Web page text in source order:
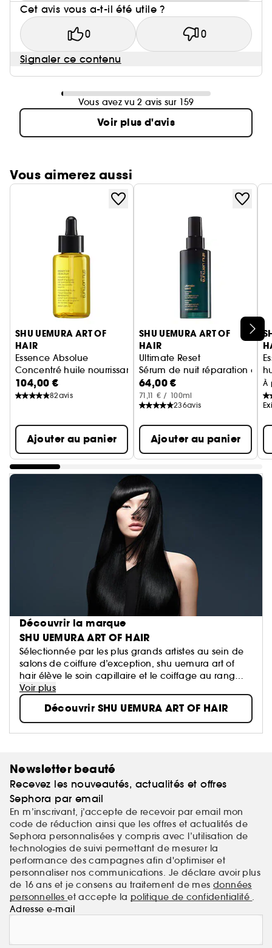
Cet avis vous a-t-il été utile ?
0 0
Signaler ce contenu
Vous avez vu 2 avis sur 159
Voir plus d'avis
Vous aimerez aussi
Ignorer le carrousel produits
SHU UEMURA ART OF
HAIR
Essence Absolue
Concentré huile nourrissante apaisante pour cuir chevelu
104,00 €
82avis
Ajouter au panier
SHU UEMURA ART OF
HAIR
Ultimate Reset
Sérum de nuit réparation
64,00 €
71,11 € / 100ml
236avis
Ajouter au panier
À
Découvrir la marque
SHU UEMURA ART OF HAIR
Sélectionnée par les plus grands artistes au sein de
salons de coiffure d’exception, shu uemura art of
hair élève le soin capillaire et le coiffage au rang
d’art.
Un design minimaliste et des formules raffinées,
infusées en ingrédients naturels rares et précieux, qui
font écho à la vision pionnière de son créateur
monsieur shu uemura, maître de la beauté
Voir plus
Découvrir SHU UEMURA ART OF HAIR
Newsletter beauté
Recevez les nouveautés, actualités et offres
Sephora par email
En m’inscrivant, j’accepte de recevoir par email mon
code de réduction ainsi que les offres et actualités de
Sephora personnalisées y compris avec l’utilisation de
technologies de suivi permettant de mesurer la
performance des campagnes afin d'optimiser et
personnaliser nos communications. Je déclare avoir plus
de 16 ans et je consens au traitement de mes données
personnelleset accepte la politique de confidentialité .
Adresse e-mail